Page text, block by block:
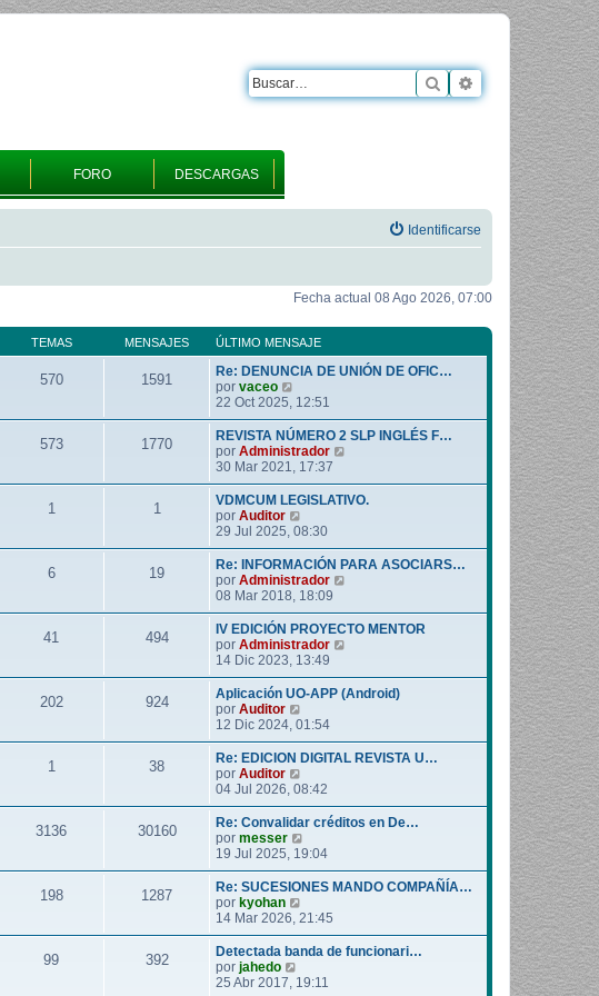
FORO DESCARGAS
Buscar Búsqueda
Identificarse
Fecha actual 08 Ago 2026, 07:00
TEMAS MENSAJES ÚLTIMO MENSAJE
570 1591
Re: DENUNCIA DE UNIÓN DE OFIC…
por vaceo
e
r
ú
l
m
o
m
n
s
a
j
e
22 Oct 2025, 12:51
573 1770
REVISTA NÚMERO 2 SLP INGLÉS F…
por Administrador
r
ú
m
n
s
e
30 Mar 2021, 17:37
1 1
VDMCUM LEGISLATIVO.
por Auditor
e
r
ú
l
t
m
o
m
n
s
a
j
e
29 Jul 2025, 08:30
6 19
Re: INFORMACIÓN PARA ASOCIARS…
por Administrador
r
ú
m
n
s
e
08 Mar 2018, 18:09
41 494
IV EDICIÓN PROYECTO MENTOR
por Administrador
r
ú
m
n
s
e
14 Dic 2023, 13:49
202 924
Aplicación UO-APP (Android)
por Auditor
e
r
ú
t
m
o
m
n
s
a
j
12 Dic 2024, 01:54
1 38
Re: EDICION DIGITAL REVISTA U…
por Auditor
e
r
ú
l
t
m
m
s
a
j
04 Jul 2026, 08:42
3136 30160
Re: Convalidar créditos en De…
por messer
e
r
ú
t
m
m
19 Jul 2025, 19:04
198 1287
Re: SUCESIONES MANDO COMPAÑÍA…
por kyohan
e
r
ú
t
14 Mar 2026, 21:45
99 392
Detectada banda de funcionari…
por jahedo
e
25 Abr 2017, 19:11